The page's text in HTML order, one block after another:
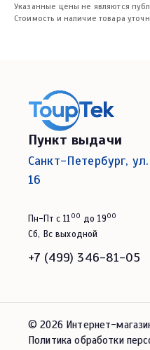
Указанные цены не являются
Стоимость и наличие товара
Пункт выдачи
Санкт-Петербург,
16
Пн-Пт с 1100 до 1900
Сб, Вс выходной
+7 (499) 346-81-05
© 2026 Интернет-
Политика обработки